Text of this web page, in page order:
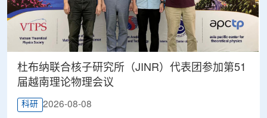
杜布纳联合核子研究所（JINR）代表团参加第51
届越南理论物理会议
科研 2026-08-08